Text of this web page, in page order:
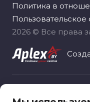
Политика в
2026 © Все права